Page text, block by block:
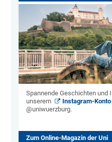
Spannende Geschichten und
unserem
Instagram-Konto
@uniwuerzburg.
Zum Online-Magazin der Uni